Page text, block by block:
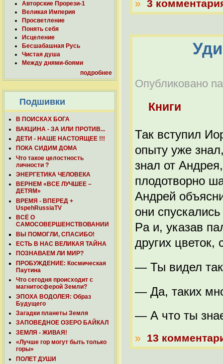
Авторские Прорези-1
Великая Империя
Просветление
Понять себя
Исцеление
Бесшабашная Русь
Чистая душа
Между днями-боями
подробнее
Подшивки
В ПОИСКАХ БОГА
ВАКЦИНА - ЗА ИЛИ ПРОТИВ...
ДЕТИ - НАШЕ НАСТОЯЩЕЕ !!!
ПОКА СИДИМ ДОМА
Что такое целостность
личности ?
ЭНЕРГЕТИКА ЧЕЛОВЕКА
ВЕРНЕМ «ВСЕ ЛУЧШЕЕ –
ДЕТЯМ»
ВРЕМЯ - ВПЕРЕД +
UspehRussiaTV
ВСЁ О
САМОСОВЕРШЕНСТВОВАНИИ
ВЫ ПОМОГЛИ, СПАСИБО!
ЕСТЬ В НАС ВЕЛИКАЯ ТАЙНА
ПОЗНАВАЕМ ЛИ МИР?
ПРОБУЖДЕНИЕ: Космическая
Паутина
Что сегодня происходит с
магнитосферой Земли?
ЭПОХА ВОДОЛЕЯ: Образ
Будущего
Загадки планеты Земля
ЗАПОВЕДНОЕ ОЗЕРО БАЙКАЛ
ЗЕМЛЯ - ЖИВАЯ!
«Лучше гор могут быть только
горы»
ПОЛЕТ ДУШИ
» 3
Опубликовано
Книги
Так вступил
опыту уже
знал от
плодотворно
Андрей
они
Pa и, указав
других цветок,
— Ты видел
— Да, таких
— А что ты
» 13